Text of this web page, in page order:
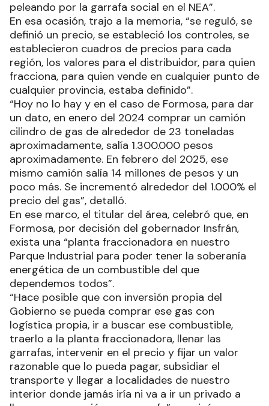
peleando por la garrafa social en el NEA”.
En esa ocasión, trajo a la memoria, “se reguló, se
definió un precio, se estableció los controles, se
establecieron cuadros de precios para cada
región, los valores para el distribuidor, para quien
fracciona, para quien vende en cualquier punto de
cualquier provincia, estaba definido”.
“Hoy no lo hay y en el caso de Formosa, para dar
un dato, en enero del 2024 comprar un camión
cilindro de gas de alrededor de 23 toneladas
aproximadamente, salía 1.300.000 pesos
aproximadamente. En febrero del 2025, ese
mismo camión salía 14 millones de pesos y un
poco más. Se incrementó alrededor del 1.000% el
precio del gas”, detalló.
En ese marco, el titular del área, celebró que, en
Formosa, por decisión del gobernador Insfrán,
exista una “planta fraccionadora en nuestro
Parque Industrial para poder tener la soberanía
energética de un combustible del que
dependemos todos”.
“Hace posible que con inversión propia del
Gobierno se pueda comprar ese gas con
logística propia, ir a buscar ese combustible,
traerlo a la planta fraccionadora, llenar las
garrafas, intervenir en el precio y fijar un valor
razonable que lo pueda pagar, subsidiar el
transporte y llegar a localidades de nuestro
interior donde jamás iría ni va a ir un privado a